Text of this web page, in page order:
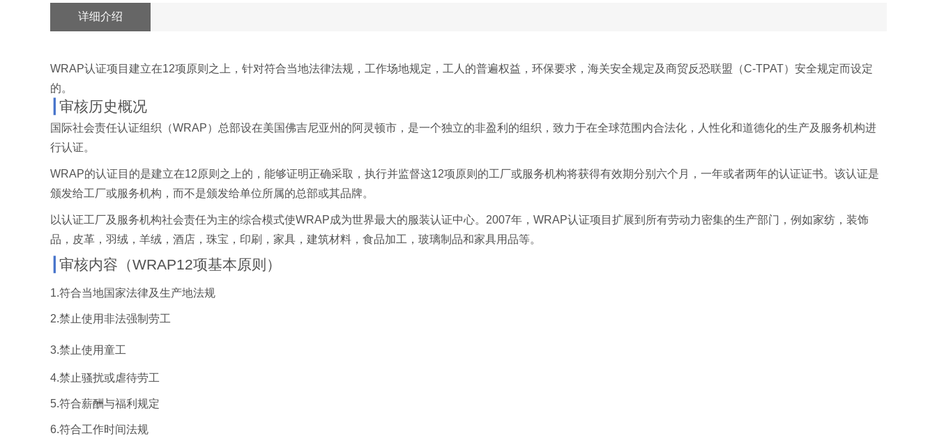
详细介绍
WRAP认证项目建立在12项原则之上，针对符合当地法律法规，工作场地规定，工人的普遍权益，环保要求，海关安全规定及商贸反恐联盟（C-TPAT）安全规定而设定
的。
审核历史概况
国际社会责任认证组织（WRAP）总部设在美国佛吉尼亚州的阿灵顿市，是一个独立的非盈利的组织，致力于在全球范围内合法化，人性化和道德化的生产及服务机构进
行认证。
WRAP的认证目的是建立在12原则之上的，能够证明正确采取，执行并监督这12项原则的工厂或服务机构将获得有效期分别六个月，一年或者两年的认证证书。该认证是
颁发给工厂或服务机构，而不是颁发给单位所属的总部或其品牌。
以认证工厂及服务机构社会责任为主的综合模式使WRAP成为世界最大的服装认证中心。 2007年， WRAP认证项目扩展到所有劳动力密集的生产部门，例如家纺，装饰
品，皮革，羽绒，羊绒，酒店，珠宝，印刷，家具，建筑材料，食品加工，玻璃制品和家具用品等。
审核内容（WRAP12项基本原则）
1.符合当地国家法律及生产地法规
2.禁止使用非法强制劳工
3.禁止使用童工
4.禁止骚扰或虐待劳工
5.符合薪酬与福利规定
6.符合工作时间法规